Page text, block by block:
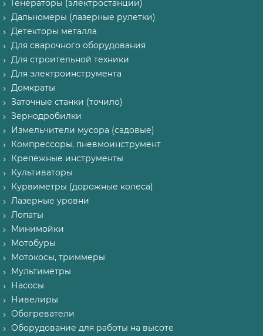
Генераторы (электростанции)
Дальномеры (лазерные рулетки)
Детекторы металла
Для сварочного оборудования
Для строительной техники
Для электроинструмента
Домкраты
Заточные станки (точило)
Зернодробилки
Измельчители мусора (садовые)
Компрессоры, пневмоинструмент
Крепёжные инструменты
Культиваторы
Курвиметры (дорожные колеса)
Лазерные уровни
Лопаты
Минимойки
Мотобуры
Мотокосы, триммеры
Мультиметры
Насосы
Нивелиры
Обогреватели
Оборудование для работы на высоте